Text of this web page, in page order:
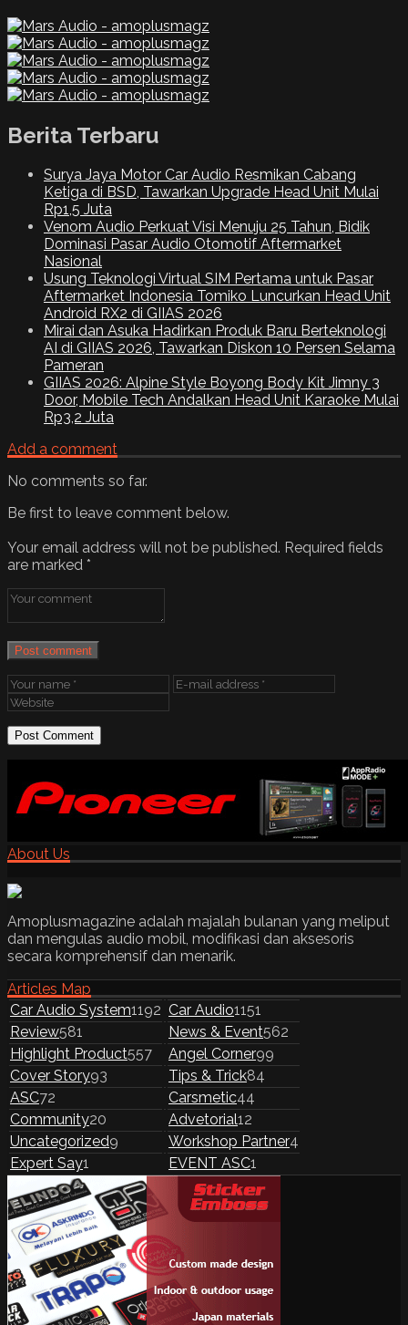
Berita Terbaru
Surya Jaya Motor Car Audio Resmikan Cabang
Ketiga di BSD, Tawarkan Upgrade Head Unit Mulai
Rp1,5 Juta
Venom Audio Perkuat Visi Menuju 25 Tahun, Bidik
Dominasi Pasar Audio Otomotif Aftermarket
Nasional
Usung Teknologi Virtual SIM Pertama untuk Pasar
Aftermarket Indonesia Tomiko Luncurkan Head Unit
Android RX2 di GIIAS 2026
Mirai dan Asuka Hadirkan Produk Baru Berteknologi
AI di GIIAS 2026, Tawarkan Diskon 10 Persen Selama
Pameran
GIIAS 2026: Alpine Style Boyong Body Kit Jimny 3
Door, Mobile Tech Andalkan Head Unit Karaoke Mulai
Rp3,2 Juta
Add a comment
No comments so far.
Be first to leave comment below.
Your email address will not be published. Required fields
are marked *
Post comment
About Us
Amoplusmagazine adalah majalah bulanan yang meliput
dan mengulas audio mobil, modifikasi dan aksesoris
secara komprehensif dan menarik.
Articles Map
Car Audio System1192 Car Audio1151
Review581 News & Event562
Highlight Product557 Angel Corner99
Cover Story93 Tips & Trick84
ASC72 Carsmetic44
Community20 Advetorial12
Uncategorized9 Workshop Partner4
Expert Say1 EVENT ASC1